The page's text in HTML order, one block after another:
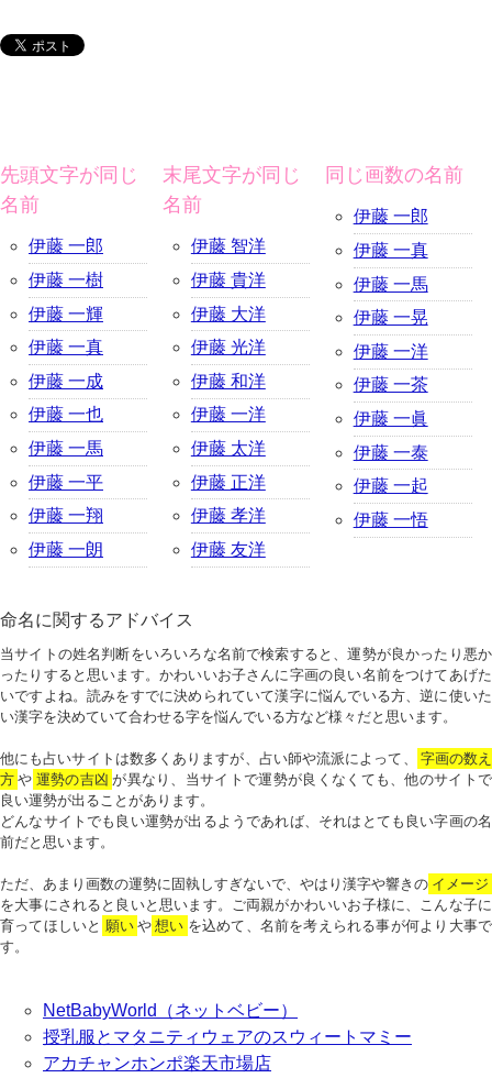
先頭文字が同じ
名前
伊藤 一郎
伊藤 一樹
伊藤 一輝
伊藤 一真
伊藤 一成
伊藤 一也
伊藤 一馬
伊藤 一平
伊藤 一翔
伊藤 一朗
末尾文字が同じ
名前
伊藤 智洋
伊藤 貴洋
伊藤 大洋
伊藤 光洋
伊藤 和洋
伊藤 一洋
伊藤 太洋
伊藤 正洋
伊藤 孝洋
伊藤 友洋
同じ画数の名前
伊藤 一郎
伊藤 一真
伊藤 一馬
伊藤 一晃
伊藤 一洋
伊藤 一茶
伊藤 一眞
伊藤 一泰
伊藤 一起
伊藤 一悟
命名に関するアドバイス
当サイトの姓名判断をいろいろな名前で検索すると、運勢が良かったり悪か
ったりすると思います。かわいいお子さんに字画の良い名前をつけてあげた
いですよね。読みをすでに決められていて漢字に悩んでいる方、逆に使いた
い漢字を決めていて合わせる字を悩んでいる方など様々だと思います。
他にも占いサイトは数多くありますが、占い師や流派によって、
字画の数え
方 や 運勢の吉凶 が異なり、当サイトで運勢が良くなくても、他のサイトで
良い運勢が出ることがあります。
どんなサイトでも良い運勢が出るようであれば、それはとても良い字画の名
前だと思います。
ただ、あまり画数の運勢に固執しすぎないで、やはり漢字や響きの イメージ
を大事にされると良いと思います。ご両親がかわいいお子様に、こんな子に
育ってほしいと 願い や 想い を込めて、名前を考えられる事が何より大事で
す。
NetBabyWorld（ネットベビー）
授乳服とマタニティウェアのスウィートマミー
アカチャンホンポ楽天市場店